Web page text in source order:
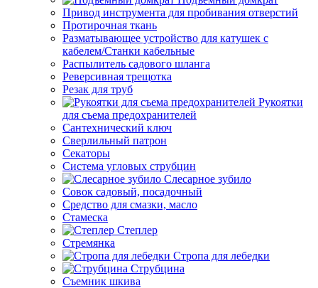
Привод инструмента для пробивания отверстий
Протирочная ткань
Разматывающее устройство для катушек с
кабелем/Станки кабельные
Распылитель садового шланга
Реверсивная трещотка
Резак для труб
Рукоятки
для съема предохранителей
Сантехнический ключ
Сверлильный патрон
Секаторы
Система угловых струбцин
Слесарное зубило
Совок садовый, посадочный
Средство для смазки, масло
Стамеска
Степлер
Стремянка
Стропа для лебедки
Струбцина
Съемник шкива